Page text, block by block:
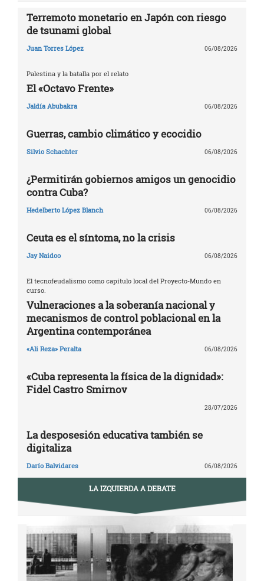
Terremoto monetario en Japón con riesgo
de tsunami global
Juan Torres López 06/08/2026
Palestina y la batalla por el relato
El «Octavo Frente»
Jaldía Abubakra 06/08/2026
Guerras, cambio climático y ecocidio
Silvio Schachter 06/08/2026
¿Permitirán gobiernos amigos un genocidio
contra Cuba?
Hedelberto López Blanch 06/08/2026
Ceuta es el síntoma, no la crisis
Jay Naidoo 06/08/2026
El tecnofeudalismo como capítulo local del Proyecto-Mundo en
curso.
Vulneraciones a la soberanía nacional y
mecanismos de control poblacional en la
Argentina contemporánea
«Ali Reza» Peralta 06/08/2026
«Cuba representa la física de la dignidad»:
Fidel Castro Smirnov
28/07/2026
La desposesión educativa también se
digitaliza
Darío Balvidares 06/08/2026
LA IZQUIERDA A DEBATE